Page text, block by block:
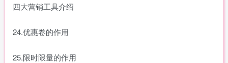
四大营销工具介绍
24.优惠卷的作用
25.限时限量的作用